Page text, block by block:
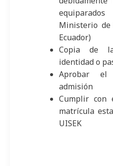
Ministerio de
Ecuador)
Copia de
identidad o
Aprobar el
admisión
Cumplir con
matrícula
UISEK